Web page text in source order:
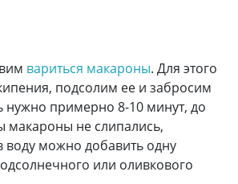
вариться макароны. Для этого
подсолим ее и забросим
нужно примерно 8-10 минут, до
макароны не слипались,
воду можно добавить одну
или оливкового